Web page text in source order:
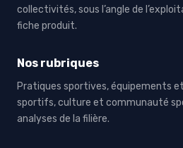
collectivités, sous l’angle de
fiche produit.
Nos rubriques
Pratiques sportives, équipements
sportifs, culture et communauté
analyses de la filière.